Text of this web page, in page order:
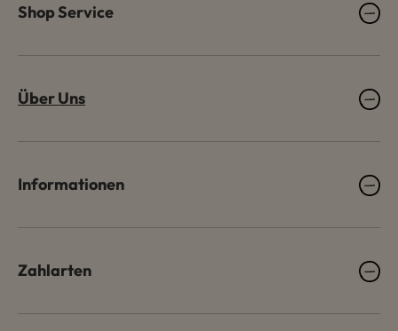
Shop Service
Über Uns
Informationen
Zahlarten